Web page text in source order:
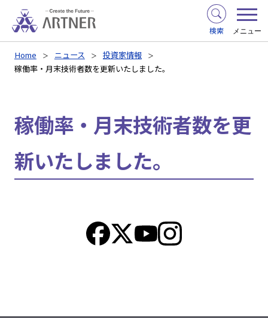
検索 メニュー
Home ニュース
投資家情報
稼働率・月末技術者数を更新いたしました。
稼働率・月末技術者数を更
新いたしました。